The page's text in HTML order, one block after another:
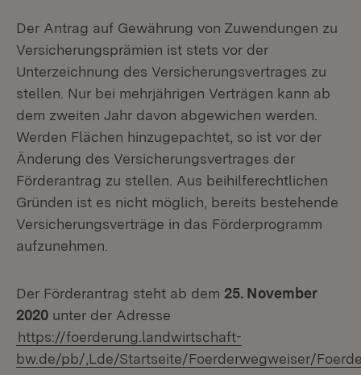
Der Antrag auf Gewährung von Zuwendungen zu
Versicherungsprämien ist stets vor der
Unterzeichnung des Versicherungsvertrages zu
stellen. Nur bei mehrjährigen Verträgen kann ab
dem zweiten Jahr davon abgewichen werden.
Werden Flächen hinzugepachtet, so ist vor der
Änderung des Versicherungsvertrages der
Förderantrag zu stellen. Aus beihilferechtlichen
Gründen ist es nicht möglich, bereits bestehende
Versicherungsverträge in das Förderprogramm
aufzunehmen.
Der Förderantrag steht ab dem 25. November
2020 unter der Adresse
https://foerderung.landwirtschaft-
bw.de/pb/,Lde/Startseite/Foerderwegweiser/